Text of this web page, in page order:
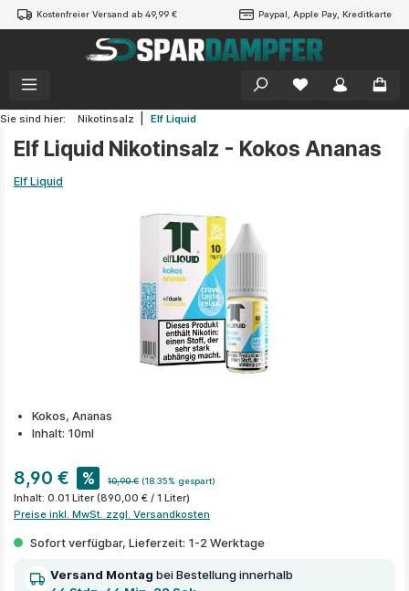
springen
Kostenfreier Versand ab 49,99 € Paypal, Apple Pay, Kreditkarte
Sie sind hier: Nikotinsalz Elf Liquid
Elf Liquid Nikotinsalz - Kokos Ananas
Elf Liquid
Kokos, Ananas
Inhalt: 10ml
8,90 € % 10,90 € (18.35% gespart)
Inhalt: 0.01 Liter (890,00 € / 1 Liter)
Preise inkl. MwSt. zzgl. Versandkosten
Sofort verfügbar, Lieferzeit: 1-2 Werktage
Versand Montag bei Bestellung innerhalb